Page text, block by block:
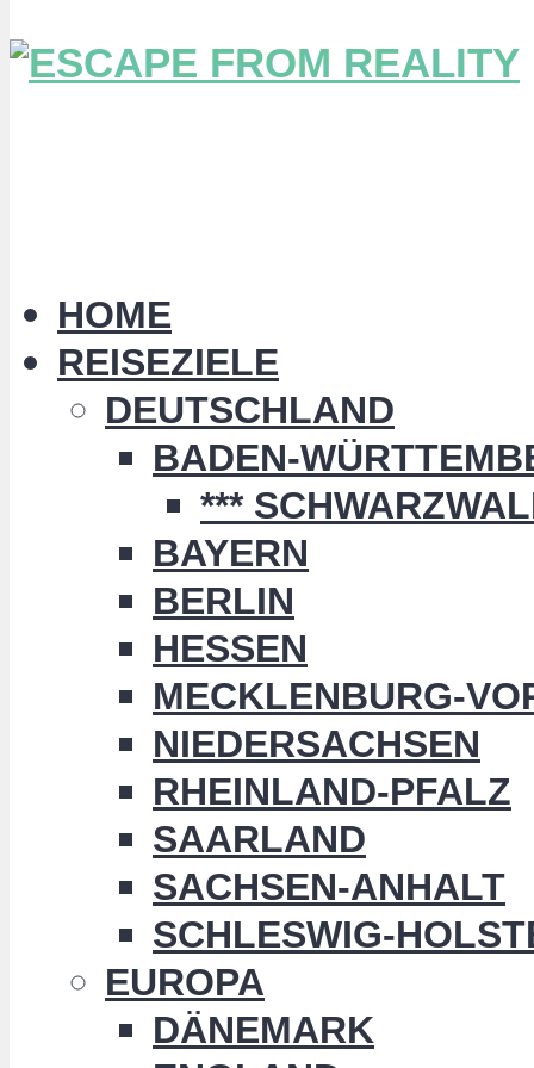
HOME
REISEZIELE
DEUTSCHLAND
BADEN-
***
BAYERN
BERLIN
HESSEN
MECKLENBURG-
NIEDERSACHSEN
RHEINLAND-PFALZ
SAARLAND
SACHSEN-ANHALT
SCHLESWIG-
EUROPA
DÄNEMARK